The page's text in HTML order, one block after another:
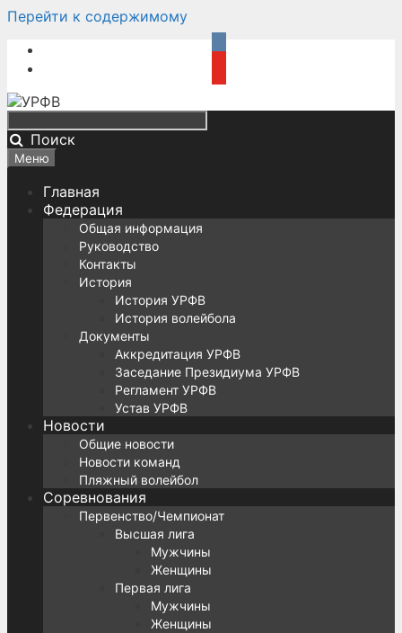
Перейти к содержимому
Поиск
Меню
Главная
Федерация
Общая информация
Руководство
Контакты
История
История УРФВ
История волейбола
Документы
Аккредитация УРФВ
Заседание Президиума УРФВ
Регламент УРФВ
Устав УРФВ
Новости
Общие новости
Новости команд
Пляжный волейбол
Соревнования
Первенство/Чемпионат
Высшая лига
Мужчины
Женщины
Первая лига
Мужчины
Женщины